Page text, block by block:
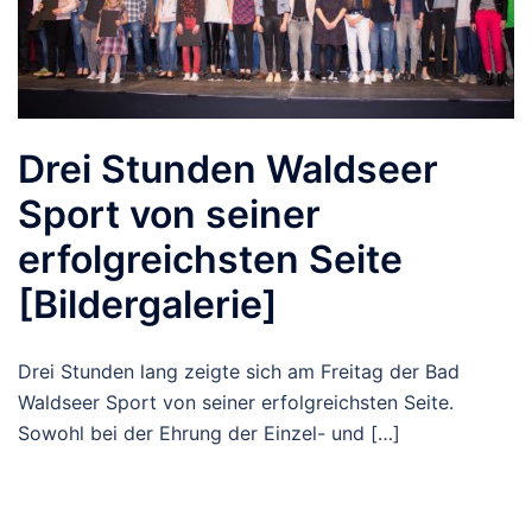
Drei Stunden Waldseer
Sport von seiner
erfolgreichsten Seite
[Bildergalerie]
Drei Stunden lang zeigte sich am Freitag der Bad
Waldseer Sport von seiner erfolgreichsten Seite.
Sowohl bei der Ehrung der Einzel- und […]